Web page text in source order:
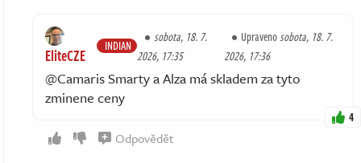
EliteCZE INDIAN
sobota, 18. 7.
2026, 17:35
Upravenosobota, 18. 7.
2026, 17:36
@Camaris Smarty a Alza má skladem za tyto
zminene ceny
4
Odpovědět